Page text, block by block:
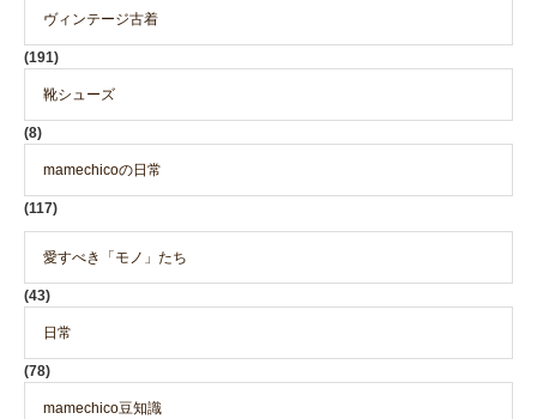
ヴィンテージ古着
(191)
靴シューズ
(8)
mamechicoの日常
(117)
愛すべき「モノ」たち
(43)
日常
(78)
mamechico豆知識